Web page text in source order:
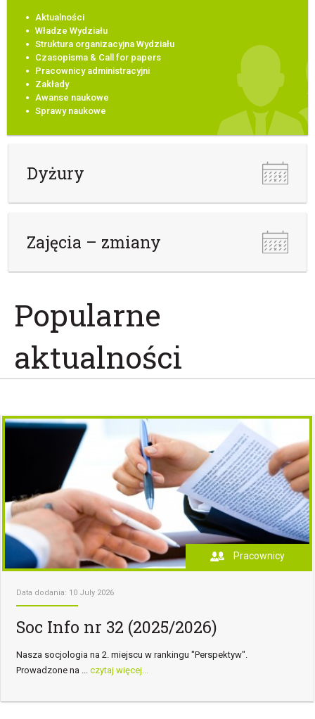
Aktualności
Władze Wydziału
Struktura organizacyjna Wydziału
Czasopisma & Call for papers
Pracownicy administracyjni
Zakłady
Awanse naukowe
Sprawy naukowe
Dyżury
Zajęcia – zmiany
Popularne
aktualności
Pracownicy
Data dodania: 10 July 2026
Soc Info nr 32 (2025/2026)
Nasza socjologia na 2. miejscu w rankingu "Perspektyw".
Prowadzone na ... czytaj więcej...